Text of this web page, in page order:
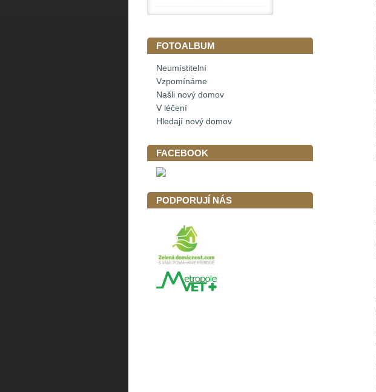
FOTOALBUM
Neumístitelní
Vzpomínáme
Našli nový domov
V léčení
Hledají nový domov
FACEBOOK
PODPORUJÍ NÁS